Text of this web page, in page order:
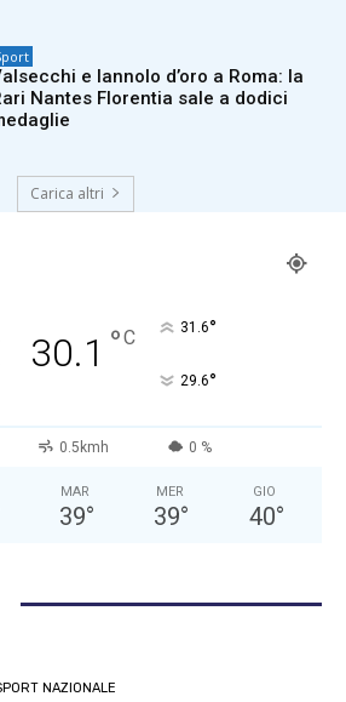
e Iannolo d’oro a Roma: la
Nantes Florentia sale a dodici
Carica altri
30.1 °C 31.6°
29.6°
0.5kmh 0 %
MAR
39°
MER
39°
GIO
40°
NAZIONALE